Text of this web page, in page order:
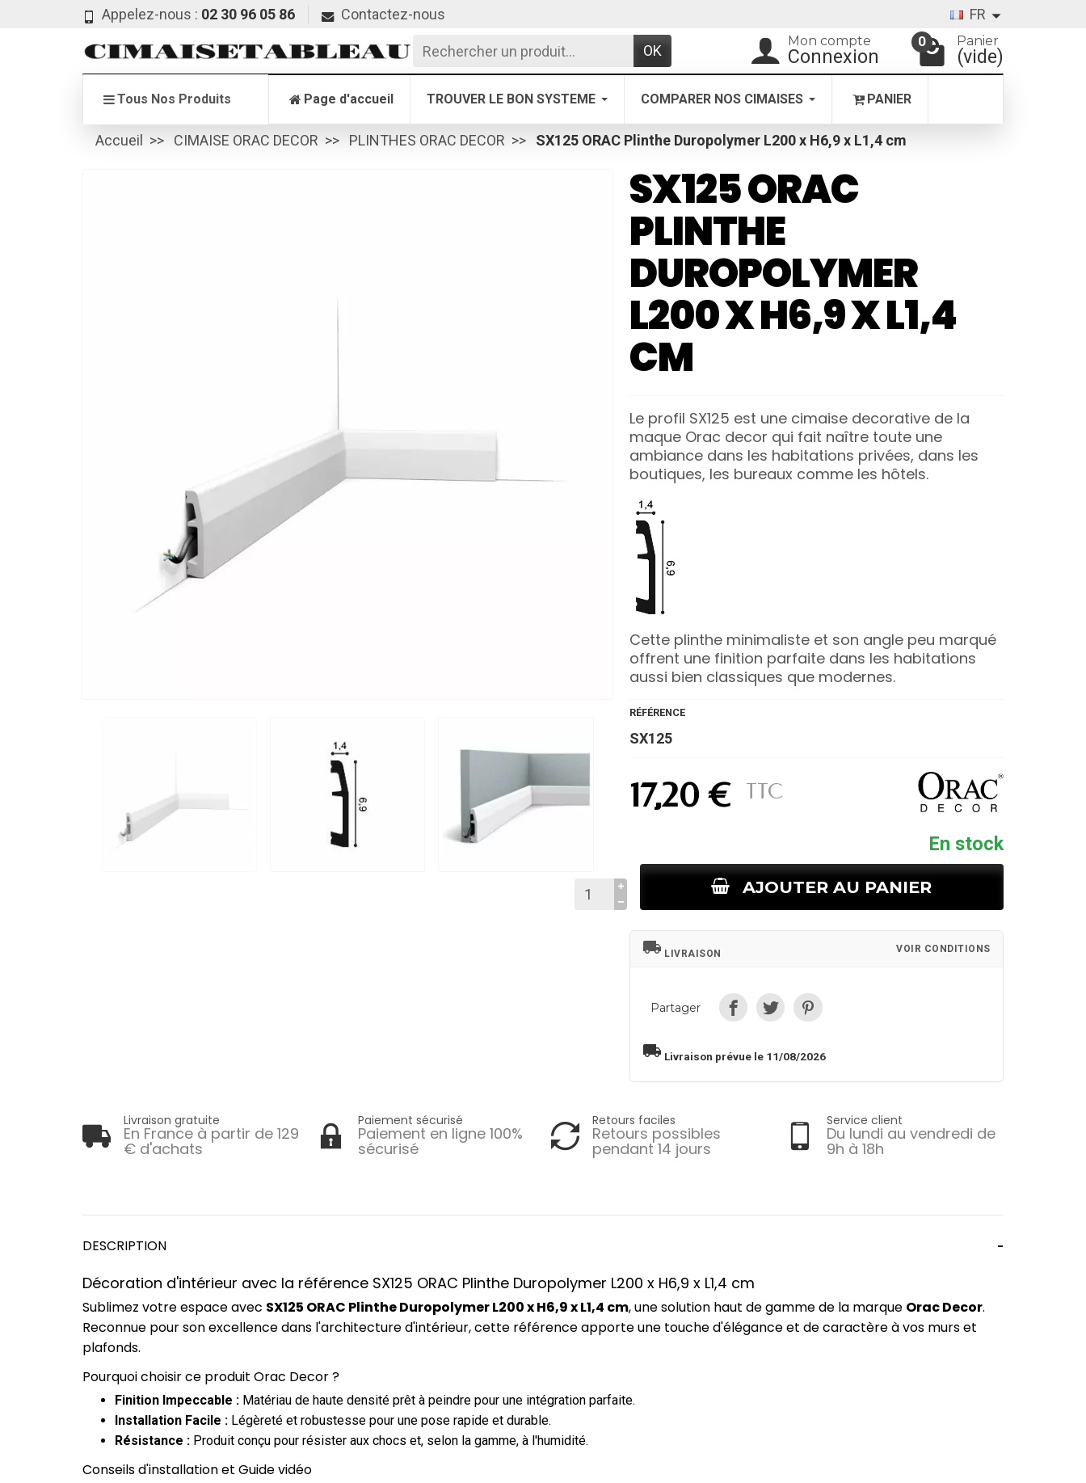
Appelez-nous : 02 30 96 05 86 Contactez-nous FR
OK
Mon compte
Connexion
0 Panier
(vide)
Tous Nos Produits Page d'accueil TROUVER LE BON SYSTEME COMPARER NOS CIMAISES PANIER
Accueil CIMAISE ORAC DECOR PLINTHES ORAC DECOR SX125 ORAC Plinthe Duropolymer L200 x H6,9 x L1,4 cm
SX125 ORAC
PLINTHE
DUROPOLYMER
L200 X H6,9 X L1,4
CM
Le profil SX125 est une cimaise decorative de la
maque Orac decor qui fait naître toute une
ambiance dans les habitations privées, dans les
boutiques, les bureaux comme les hôtels.
Cette plinthe minimaliste et son angle peu marqué
offrent une finition parfaite dans les habitations
aussi bien classiques que modernes.
RÉFÉRENCE
SX125
17,20 € TTC
En stock
AJOUTER AU PANIER
local_shipping LIVRAISON VOIR CONDITIONS
Partager
local_shipping Livraison prévue le 11/08/2026
Livraison gratuite
En France à partir de 129
€ d'achats
Paiement sécurisé
Paiement en ligne 100%
sécurisé
Retours faciles
Retours possibles
pendant 14 jours
Service client
Du lundi au vendredi de
9h à 18h
DESCRIPTION
Décoration d'intérieur avec la référence SX125 ORAC Plinthe Duropolymer L200 x H6,9 x L1,4 cm
Sublimez votre espace avec SX125 ORAC Plinthe Duropolymer L200 x H6,9 x L1,4 cm, une solution haut de gamme de la marque Orac Decor.
Reconnue pour son excellence dans l'architecture d'intérieur, cette référence apporte une touche d'élégance et de caractère à vos murs et
plafonds.
Pourquoi choisir ce produit Orac Decor ?
Finition Impeccable : Matériau de haute densité prêt à peindre pour une intégration parfaite.
Installation Facile : Légèreté et robustesse pour une pose rapide et durable.
Résistance : Produit conçu pour résister aux chocs et, selon la gamme, à l'humidité.
Conseils d'installation et Guide vidéo